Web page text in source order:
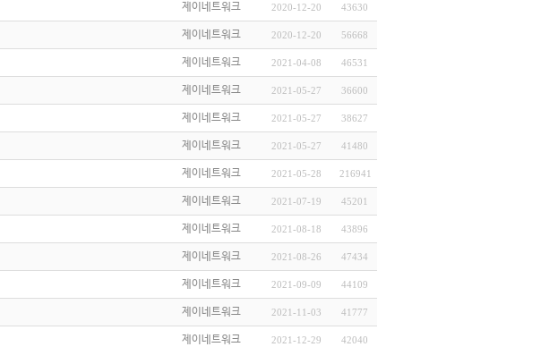
제이네트워크 2020-12-20 43630
제이네트워크 2020-12-20 56668
제이네트워크 2021-04-08 46531
제이네트워크 2021-05-27 36600
제이네트워크 2021-05-27 38627
제이네트워크 2021-05-27 41480
제이네트워크 2021-05-28 216941
제이네트워크 2021-07-19 45201
제이네트워크 2021-08-18 43896
제이네트워크 2021-08-26 47434
제이네트워크 2021-09-09 44109
제이네트워크 2021-11-03 41777
제이네트워크 2021-12-29 42040